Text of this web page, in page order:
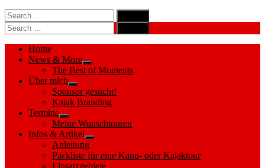
Search
for:
Search
Search
for:
Search
Home
News & More
Show
sub
The Best of Moments
Über mich
Show
sub
menu
Sponsor gesucht!
Kajak Branding
Termine
Show
sub
menu
Meine Wunschtouren
Infos & Artikel
Show
sub
menu
Anleitung
Packliste für eine Kanu- oder Kajaktour
Einsatzgebiete